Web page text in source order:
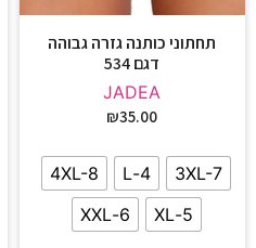
תחתוני כותנה גזרה גבוהה
דגם 534
JADEA
₪35.00
3XL-7
4-L
4XL-8
5-XL
6-XXL